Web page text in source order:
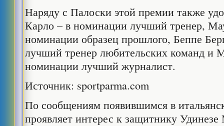
Наряду с Палоски этой премии также
Карло – в номинации лучший тренер,
номинации образец прошлого, Беппе
лучший тренер любительских команд и
номинации лучший журналист.
Источник: sportparma.com
По сообщениям появившимся в
проявляет интерес к защитнику